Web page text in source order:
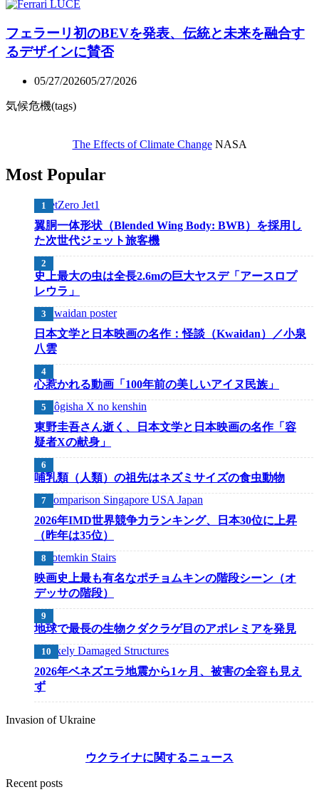
フェラーリ初のBEVを発表、伝統と未来を融合す
るデザインに賛否
05/27/202605/27/2026
気候危機(tags)
The Effects of Climate ChangeNASA
Most Popular
翼胴一体形状（Blended Wing Body: BWB）を採用し
た次世代ジェット旅客機
史上最大の虫は全長2.6mの巨大ヤスデ「アースロプ
レウラ」
日本文学と日本映画の名作：怪談（Kwaidan）／小泉
八雲
心惹かれる動画「100年前の美しいアイヌ民族」
東野圭吾さん逝く、日本文学と日本映画の名作「容
疑者Xの献身」
哺乳類（人類）の祖先はネズミサイズの食虫動物
2026年IMD世界競争力ランキング、日本30位に上昇
（昨年は35位）
映画史上最も有名なポチョムキンの階段シーン（オ
デッサの階段）
地球で最長の生物クダクラゲ目のアポレミアを発見
2026年ベネズエラ地震から1ヶ月、被害の全容も見え
ず
Invasion of Ukraine
ウクライナに関するニュース
Recent posts